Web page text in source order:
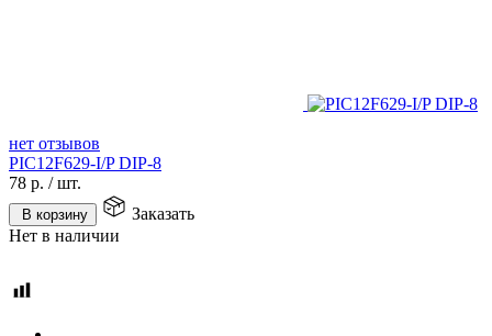
нет отзывов
PIC12F629-I/P DIP-8
78 р. /шт.
В корзину
Заказать
Нет в наличии